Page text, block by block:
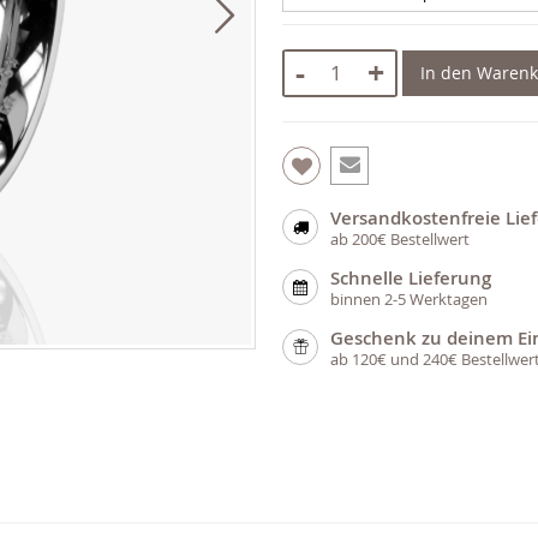
- + In den
Versandkostenfreie
ab 200€ Bestellwert
Schnelle Lieferung
binnen 2-5 Werktagen
Geschenk zu deinem
ab 120€ und 240€